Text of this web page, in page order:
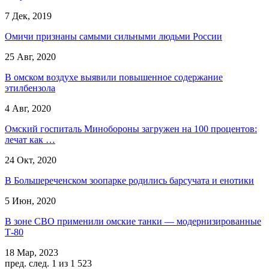
7 Дек, 2019
Омичи признаны самыми сильными людьми России
25 Авг, 2020
В омском воздухе выявили повышенное содержание
этилбензола
4 Авг, 2020
Омский госпиталь Минобороны загружен на 100 процентов:
лечат как …
24 Окт, 2020
В Большереченском зоопарке родились барсучата и енотики
5 Июн, 2020
В зоне СВО применили омские танки — модернизированные
Т-80
18 Мар, 2023
пред. след. 1 из 1 523